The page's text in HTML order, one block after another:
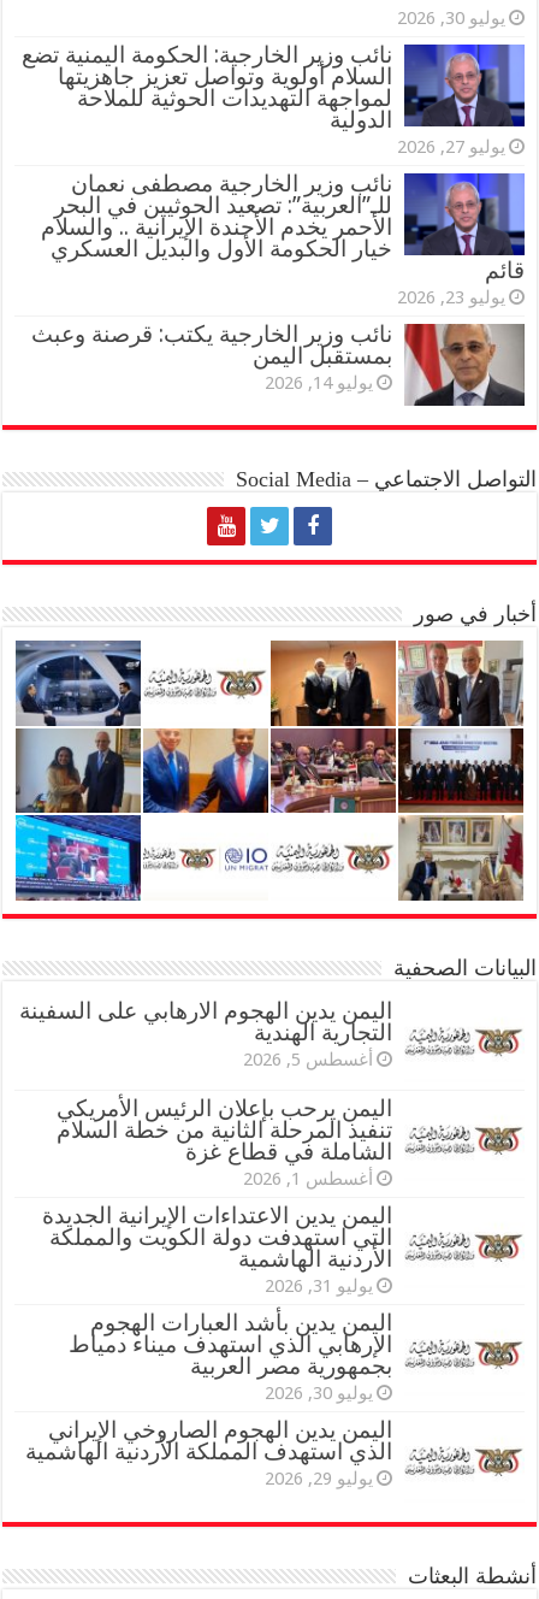
يوليو 30, 2026
نائب وزير الخارجية: الحكومة اليمنية تضع
السلام أولوية وتواصل تعزيز جاهزيتها
لمواجهة التهديدات الحوثية للملاحة
الدولية
يوليو 27, 2026
نائب وزير الخارجية مصطفى نعمان
للـ”العربية”: تصعيد الحوثيين في البحر
الأحمر يخدم الأجندة الإيرانية .. والسلام
خيار الحكومة الأول والبديل العسكري
قائم
يوليو 23, 2026
نائب وزير الخارجية يكتب: قرصنة وعبث
بمستقبل اليمن
يوليو 14, 2026
التواصل الاجتماعي – Social Media
أخبار في صور
البيانات الصحفية
اليمن يدين الهجوم الارهابي على السفينة
التجارية الهندية
أغسطس 5, 2026
اليمن يرحب بإعلان الرئيس الأمريكي
تنفيذ المرحلة الثانية من خطة السلام
الشاملة في قطاع غزة
أغسطس 1, 2026
اليمن يدين الاعتداءات الإيرانية الجديدة
التي استهدفت دولة الكويت والمملكة
الأردنية الهاشمية
يوليو 31, 2026
اليمن يدين بأشد العبارات الهجوم
الإرهابي الذي استهدف ميناء دمياط
بجمهورية مصر العربية
يوليو 30, 2026
اليمن يدين الهجوم الصاروخي الإيراني
الذي استهدف المملكة الأردنية الهاشمية
يوليو 29, 2026
أنشطة البعثات